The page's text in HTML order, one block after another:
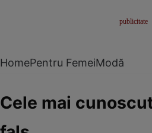
HomePentru FemeiModă
Cele mai